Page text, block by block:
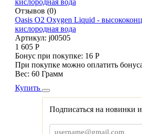
Отзывов (0)
Oasis O2 Oxygen Liquid -
кислородная вода
Артикул: j00505
1 605 Р
Бонус при покупке: 16 Р
При покупке можно оплатить
Вес: 60 Грамм
Купить
Подписаться на новинки